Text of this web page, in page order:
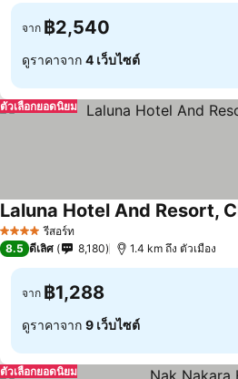
จาก ฿2,540
ดูราคาจาก 4 เว็บไซต์
ตัวเลือกยอดนิยม
4 ดาว รีสอร์ท
Laluna Hotel And Resort,
8.5 ดีเลิศ 8,180 1.4 km ถึง ตัวเมือง
จาก ฿1,288
ดูราคาจาก 9 เว็บไซต์
ตัวเลือกยอดนิยม